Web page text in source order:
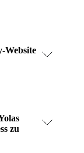
Website
zu